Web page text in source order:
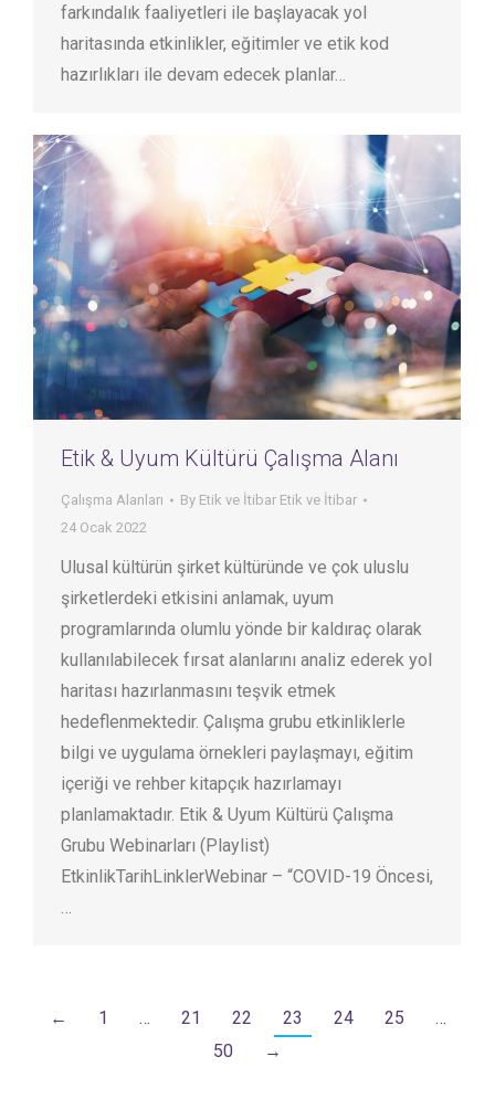
farkındalık faaliyetleri ile başlayacak yol
haritasında etkinlikler, eğitimler ve etik kod
hazırlıkları ile devam edecek planlar…
Etik & Uyum Kültürü Çalışma Alanı
Çalışma Alanları By Etik ve İtibar Etik ve İtibar
24 Ocak 2022
Ulusal kültürün şirket kültüründe ve çok uluslu
şirketlerdeki etkisini anlamak, uyum
programlarında olumlu yönde bir kaldıraç olarak
kullanılabilecek fırsat alanlarını analiz ederek yol
haritası hazırlanmasını teşvik etmek
hedeflenmektedir. Çalışma grubu etkinliklerle
bilgi ve uygulama örnekleri paylaşmayı, eğitim
içeriği ve rehber kitapçık hazırlamayı
planlamaktadır. Etik & Uyum Kültürü Çalışma
Grubu Webinarları (Playlist)
EtkinlikTarihLinklerWebinar – “COVID-19 Öncesi,
…
← 1 … 21 22 23 24 25
…
50
→